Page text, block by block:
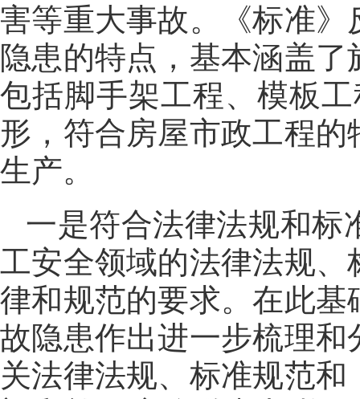
害等重大事故。《标准
隐患的特点，基本涵盖
包括脚手架工程、模板
形，符合房屋市政工程
生产。
一是符合法律法规和标
工安全领域的法律法规
律和规范的要求。在此
故隐患作出进一步梳理
关法律法规、标准规范